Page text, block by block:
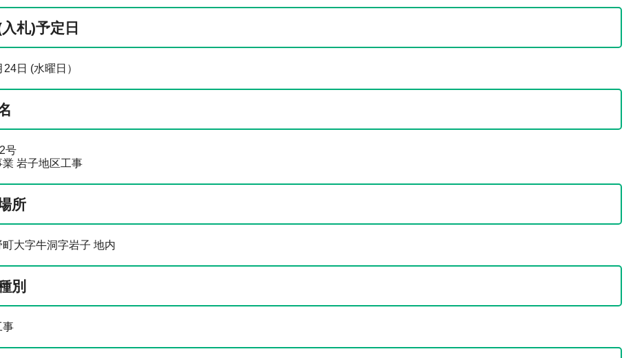
札)予定日
日 (水曜日）
号
岩子地区工事
所
大字牛洞字岩子 地内
別
事